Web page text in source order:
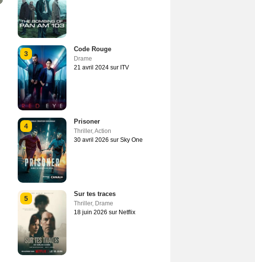
3
Code Rouge
Drame
21 avril 2024 sur ITV
4
Prisoner
Thriller,Action
30 avril 2026 sur Sky One
5
Sur tes traces
Thriller, Drame
18 juin 2026 sur Netflix